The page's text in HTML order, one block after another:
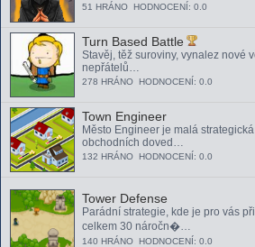
51 HRÁNO HODNOCENÍ: 0.0
Turn Based Battle
Stavěj, těž suroviny, vynalez nové
nepřátelů…
278 HRÁNO HODNOCENÍ: 0.0
Town Engineer
Město Engineer je malá
obchodních doved…
132 HRÁNO HODNOCENÍ: 0.0
Tower Defense
Parádní strategie, kde je pro vás
celkem 30 náročn�…
140 HRÁNO HODNOCENÍ: 0.0